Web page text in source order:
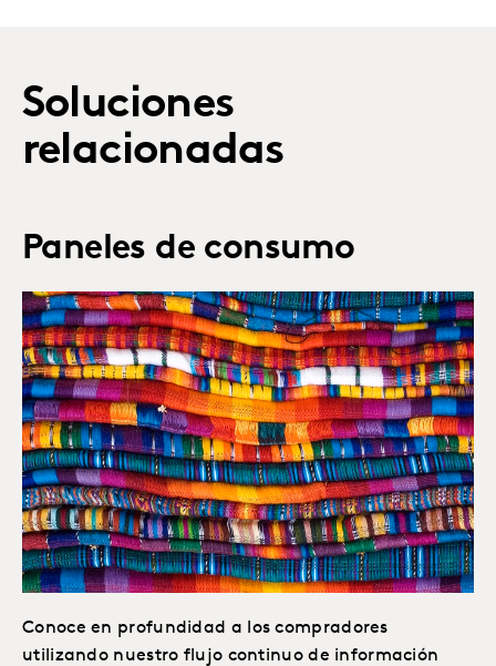
Soluciones
relacionadas
Paneles de consumo
Conoce en profundidad a los compradores
utilizando nuestro flujo continuo de información